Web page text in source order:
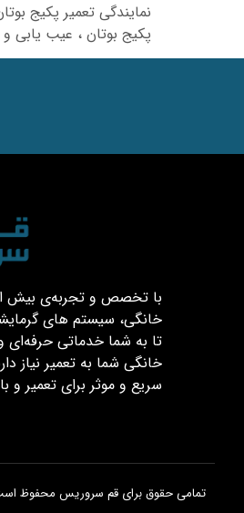
نمایندگی تعمیر پکیج
پکیج بوتان ، عیب یابی
خانگی، سیستم های
تا به شما خدماتی حرفه‌ای و
خانگی شما به تعمیر نیاز
سریع و موثر برای تعمیر و
تمامی حقوق برای قم سروریس محفوظ